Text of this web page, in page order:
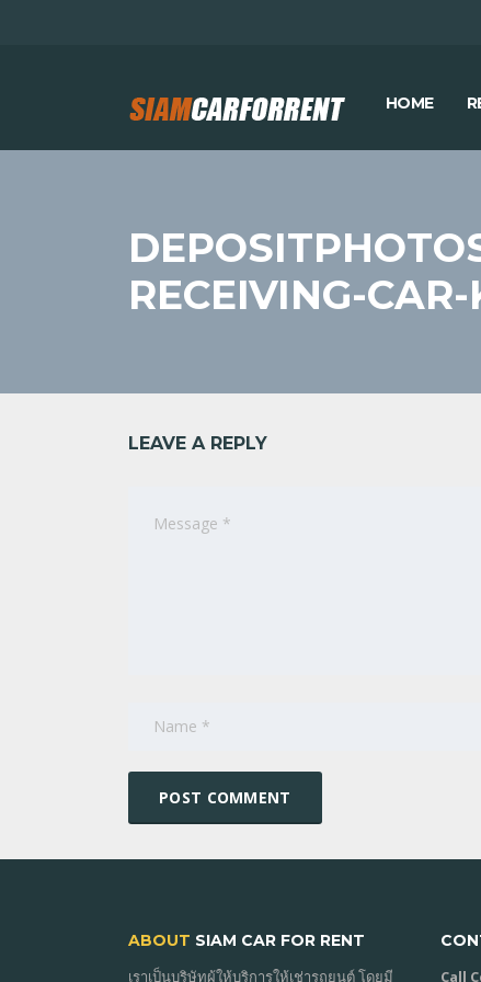
HOME
RECEIVING-
LEAVE A REPLY
ABOUT SIAM CAR FOR RENT
เราเป็นบริษัทผู้ให้บริการให้เช่ารถยนต์ โดยมี
Call